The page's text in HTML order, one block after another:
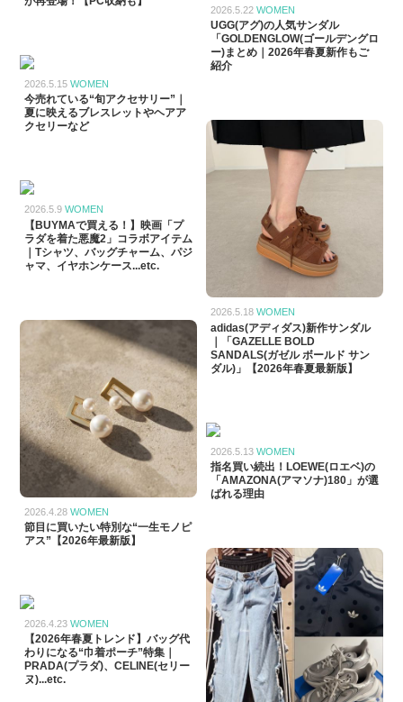
2026.5.15 WOMEN
今売れている“旬アクセサリー”｜
夏に映えるブレスレットやヘアア
クセリーなど
2026.5.9 WOMEN
【BUYMAで買える！】映画「プ
ラダを着た悪魔2」コラボアイテム
｜Tシャツ、バッグチャーム、パジ
ャマ、イヤホンケース...etc.
2026.4.28 WOMEN
節目に買いたい特別な“一生モノピ
アス”【2026年最新版】
2026.4.23 WOMEN
【2026年春夏トレンド】バッグ代
わりになる“巾着ポーチ”特集｜
PRADA(プラダ)、CELINE(セリー
ヌ)...etc.
2026.5.22 WOMEN
UGG(アグ)の人気サンダル
「GOLDENGLOW(ゴールデングロ
ー)まとめ｜2026年春夏新作もご
紹介
2026.5.18 WOMEN
adidas(アディダス)新作サンダル
｜「GAZELLE BOLD
SANDALS(ガゼル ボールド サン
ダル)」【2026年春夏最新版】
2026.5.13 WOMEN
指名買い続出！LOEWE(ロエベ)の
「AMAZONA(アマソナ)180」が選
ばれる理由